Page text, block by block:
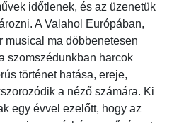
időtlenek, és az üzenetük
A Valahol Európában,
musical ma döbbenetesen
szomszédunkban harcok
történet hatása, ereje,
a néző számára. Ki
egy évvel ezelőtt, hogy az